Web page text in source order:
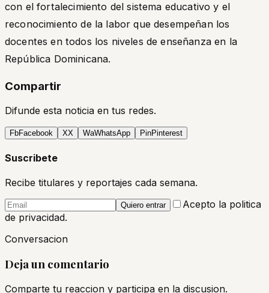
con el fortalecimiento del sistema educativo y el
reconocimiento de la labor que desempeñan los
docentes en todos los niveles de enseñanza en la
República Dominicana.
Compartir
Difunde esta noticia en tus redes.
FbFacebook XX WaWhatsApp PinPinterest
Suscribete
Recibe titulares y reportajes cada semana.
Quiero entrar
Acepto la politica
de privacidad.
Conversacion
Deja un comentario
Comparte tu reaccion y participa en la discusion.